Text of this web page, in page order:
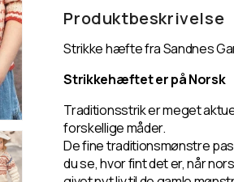
Tema
-
Ikoner
Barn
Tema
-
Norske
Ikoner
Barn
Produktbeskrivelse
Strikke hæfte fra Sandnes
Strikkehæftet er på Norsk
Traditionsstrik er meget
forskellige måder.
De fine traditionsmønstre
du se, hvor fint det er, når